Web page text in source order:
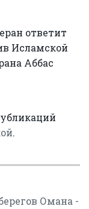
ответит
Исламской
Аббас
.
Омана -